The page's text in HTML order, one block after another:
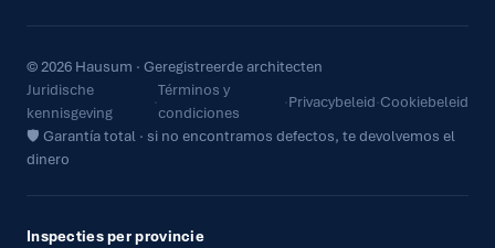
© 2026 Hausum · Geregistreerde architecten
Juridische
kennisgeving
·
Términos y
condiciones
·Privacybeleid·Cookiebeleid
🛡 Garantía total · si no encontramos defectos, te devolvemos el
dinero
Inspecties per provincie